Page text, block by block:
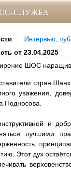
СЛУЖБА
Интервью,
от 23.04.2025
ШОС
стран
уважения,
Подносова.
и
лучшими
Этот дух